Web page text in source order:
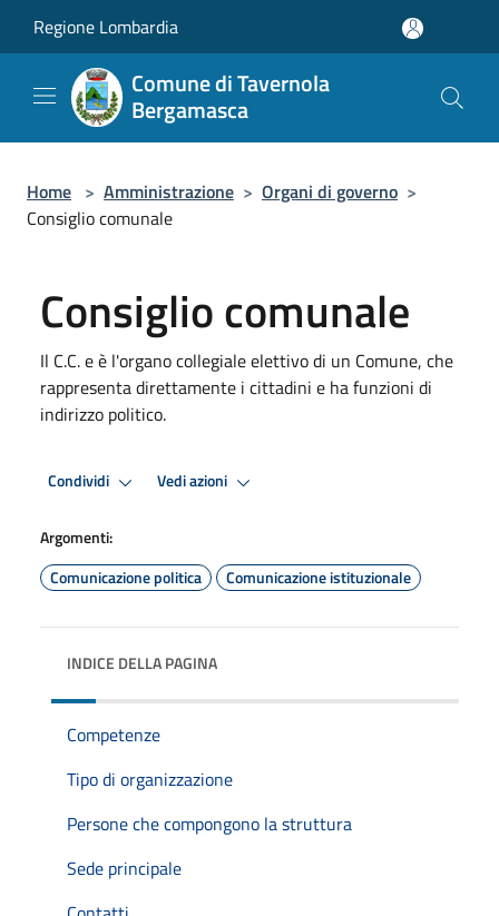
Regione Lombardia
Comune di Tavernola
Bergamasca
Home > Amministrazione > Organi di governo >
Consiglio comunale
Consiglio comunale
Il C.C. e è l'organo collegiale elettivo di un Comune, che
rappresenta direttamente i cittadini e ha funzioni di
indirizzo politico.
Condividi Vedi azioni
Argomenti:
Comunicazione politica
Comunicazione istituzionale
INDICE DELLA PAGINA
Competenze
Tipo di organizzazione
Persone che compongono la struttura
Sede principale